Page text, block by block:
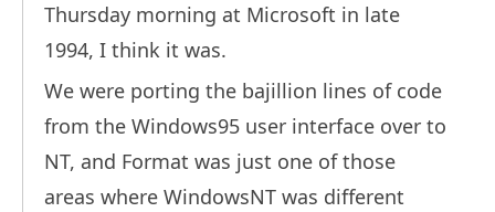
Thursday morning at Microsoft in late
1994, I think it was.
We were porting the bajillion lines of code
from the Windows95 user interface over to
NT, and Format was just one of those
areas where WindowsNT was different